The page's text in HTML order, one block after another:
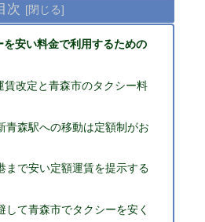
次
安い料金で利用するための
賃改定と青森市のタクシー料
青森駅への移動は定額制がお
まで安い定額運賃を提示する
して青森市でタクシーを安く